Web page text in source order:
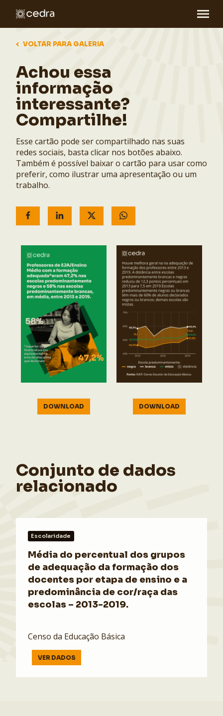
DOWNLOAD DOWNLOAD
VOLTAR PARA GALERIA
Achou essa
informação
interessante?
Compartilhe!
Esse cartão pode ser compartilhado nas suas
redes sociais, basta clicar nos botões abaixo.
Também é possível baixar o cartão para usar como
preferir, como ilustrar uma apresentação ou um
trabalho.
Conjunto de dados
relacionado
Escolaridade
Média do percentual dos grupos
de adequação da formação dos
docentes por etapa de ensino e a
predominância de cor/raça das
escolas – 2013-2019.
Censo da Educação Básica
VER DADOS